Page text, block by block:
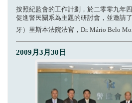
按照紀監會的工作計劃，於二零零九年
促進警民關系為主題的研討會，並邀請
牙）里斯本法院法官，Dr. Mário Belo
2009月3月30日